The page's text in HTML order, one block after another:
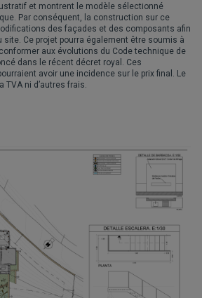
et montrent le modèle sélectionné
Par conséquent, la construction sur ce
des façades et des composants afin
site. Ce projet pourra également être soumis à
aux évolutions du Code technique de
dans le récent décret royal. Ces
avoir une incidence sur le prix final. Le
TVA ni d’autres frais.